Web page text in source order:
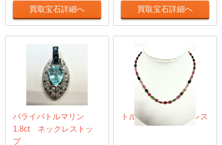
買取宝石詳細へ 買取宝石詳細へ
パライバトルマリン
1.8ct ネックレストッ
プ
トルマリン ネックレス